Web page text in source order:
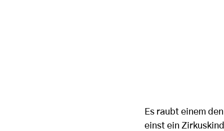
Es raubt einem
einst ein